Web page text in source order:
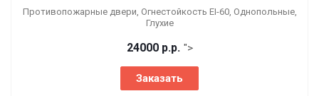
Противопожарные двери, Огнестойкость EI-60, Однопольные,
Глухие
24000 р.р. ">
Заказать